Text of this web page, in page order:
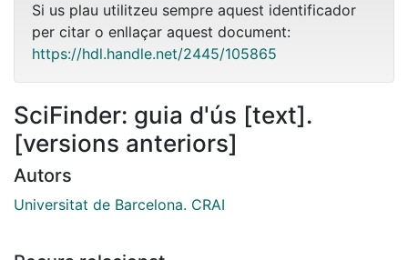
Si us plau utilitzeu sempre aquest identificador
per citar o enllaçar aquest document:
https://hdl.handle.net/2445/105865
SciFinder: guia d'ús [text].
[versions anteriors]
Autors
Universitat de Barcelona. CRAI